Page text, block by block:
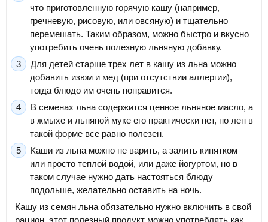
что приготовленную горячую кашу (например,
гречневую, рисовую, или овсяную) и тщательно
перемешать. Таким образом, можно быстро и вкусно
употребить очень полезную льняную добавку.
Для детей старше трех лет в кашу из льна можно
добавить изюм и мед (при отсутствии аллергии),
тогда блюдо им очень понравится.
В семенах льна содержится ценное льняное масло, а
в жмыхе и льняной муке его практически нет, но лен в
такой форме все равно полезен.
Каши из льна можно не варить, а залить кипятком
или просто теплой водой, или даже йогуртом, но в
таком случае нужно дать настояться блюду
подольше, желательно оставить на ночь.
Кашу из семян льна обязательно нужно включить в свой
рацион, этот полезный продукт можно употреблять как